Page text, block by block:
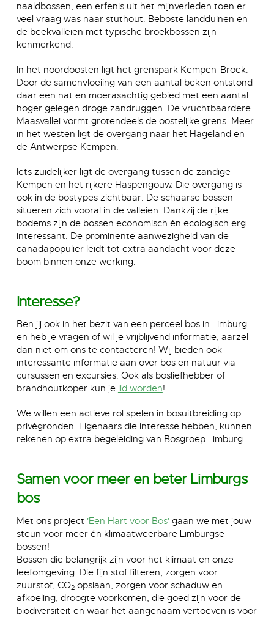
naaldbossen, een erfenis uit het mijnverleden toen er
veel vraag was naar stuthout. Beboste landduinen en
de beekvalleien met typische broekbossen zijn
kenmerkend.
In het noordoosten ligt het grenspark Kempen-Broek.
Door de samenvloeiing van een aantal beken ontstond
daar een nat en moerasachtig gebied met een aantal
hoger gelegen droge zandruggen. De vruchtbaardere
Maasvallei vormt grotendeels de oostelijke grens. Meer
in het westen ligt de overgang naar het Hageland en
de Antwerpse Kempen.
Iets zuidelijker ligt de overgang tussen de zandige
Kempen en het rijkere Haspengouw. Die overgang is
ook in de bostypes zichtbaar. De schaarse bossen
situeren zich vooral in de valleien. Dankzij de rijke
bodems zijn de bossen economisch én ecologisch erg
interessant. De prominente aanwezigheid van de
canadapopulier leidt tot extra aandacht voor deze
boom binnen onze werking.
Interesse?
Ben jij ook in het bezit van een perceel bos in Limburg
en heb je vragen of wil je vrijblijvend informatie, aarzel
dan niet om ons te contacteren! Wij bieden ook
interessante informatie aan over bos en natuur via
cursussen en excursies. Ook als bosliefhebber of
brandhoutkoper kun je lid worden!
We willen een actieve rol spelen in bosuitbreiding op
privégronden. Eigenaars die interesse hebben, kunnen
rekenen op extra begeleiding van Bosgroep Limburg.
Samen voor meer en beter Limburgs
bos
Met ons project 'Een Hart voor Bos'gaan we met jouw
steun voor meer én klimaatweerbare Limburgse
bossen!
Bossen die belangrijk zijn voor het klimaat en onze
leefomgeving. Die fijn stof filteren, zorgen voor
zuurstof, CO2opslaan, zorgen voor schaduw en
afkoeling, droogte voorkomen, die goed zijn voor de
biodiversiteit en waar het aangenaam vertoeven is voor